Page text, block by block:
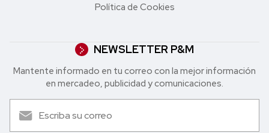
Política de Cookies
NEWSLETTER P&M
Mantente informado en tu correo con la mejor in formación
en mercadeo, publicidad y comunicaciones.